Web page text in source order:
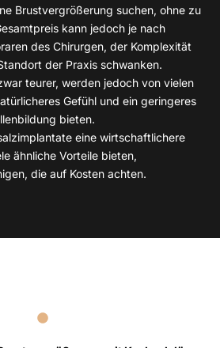
Brustvergrößerung suchen, ohne zu
kann jedoch je nach
des Chirurgen, der Komplexität
der Praxis schwanken.
teurer, werden jedoch von vielen
Gefühl und ein geringeres
bieten.
eine wirtschaftlichere
ähnliche Vorteile bieten,
die auf Kosten achten.